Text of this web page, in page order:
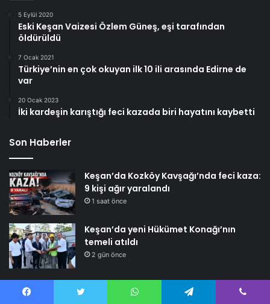
5 Eylül 2020
Eski Keşan Vaizesi Özlem Güneş, eşi tarafından
öldürüldü
7 Ocak 2021
Türkiye’nin en çok okuyan ilk 10 ili arasında Edirne de
var
20 Ocak 2023
İki kardeşin karıştığı feci kazada biri hayatını kaybetti
Son Haberler
Keşan’da Kozköy Kavşağı’nda feci kaza:
9 kişi ağır yaralandı
1 saat önce
Keşan’da yeni Hükümet Konağı’nın
temeli atıldı
2 gün önce
Kategoriler